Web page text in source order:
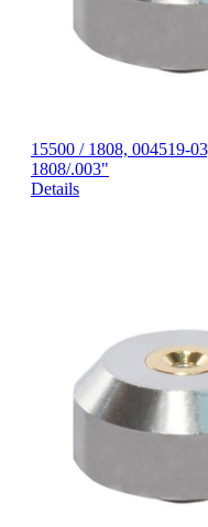
15500 / 1808, 004519-
1808/.003"
Details